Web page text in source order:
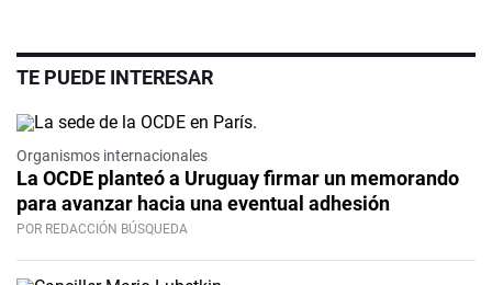
TE PUEDE INTERESAR
Organismos internacionales
La OCDE planteó a Uruguay firmar un memorando
para avanzar hacia una eventual adhesión
POR REDACCIÓN BÚSQUEDA